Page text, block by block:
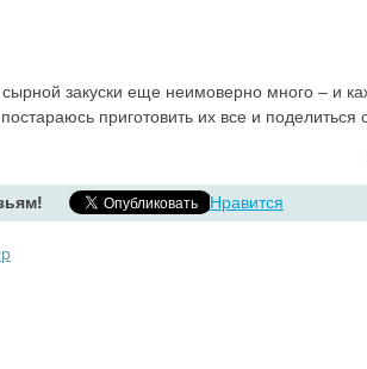
закуски еще неимоверно много – и
приготовить их все и поделиться
Нравится